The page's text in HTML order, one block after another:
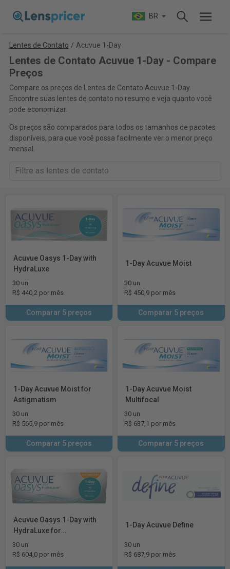
BR
Lentes de Contato / Acuvue 1-Day
Lentes de Contato Acuvue 1-Day - Compare
Preços
Compare os preços de Lentes de Contato Acuvue 1-Day.
Encontre suas lentes de contato no resumo e veja quanto você
pode economizar.
Os preços são comparados para todos os tamanhos de pacotes
disponíveis, para que você possa facilmente ver o menor preço
mensal.
Acuvue Oasys 1-Day with
HydraLuxe
30 un
R$ 440,2 por mês
Comparar 5 preços
1-Day Acuvue Moist
30 un
R$ 450,9 por mês
Comparar 5 preços
1-Day Acuvue Moist for
Astigmatism
30 un
R$ 565,9 por mês
Comparar 5 preços
1-Day Acuvue Moist
Multifocal
30 un
R$ 637,1 por mês
Comparar 5 preços
Acuvue Oasys 1-Day with
HydraLuxe for
Astigmatism
30 un
R$ 604,0 por mês
1-Day Acuvue Define
30 un
R$ 687,9 por mês